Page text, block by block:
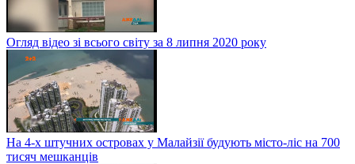
Огляд відео зі всього світу за 8 липня 2020 року
На 4-х штучних островах у Малайзії будують місто-ліс на 700
тисяч мешканців